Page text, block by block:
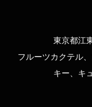
東京都江
フルーツカクテル
キー、キ